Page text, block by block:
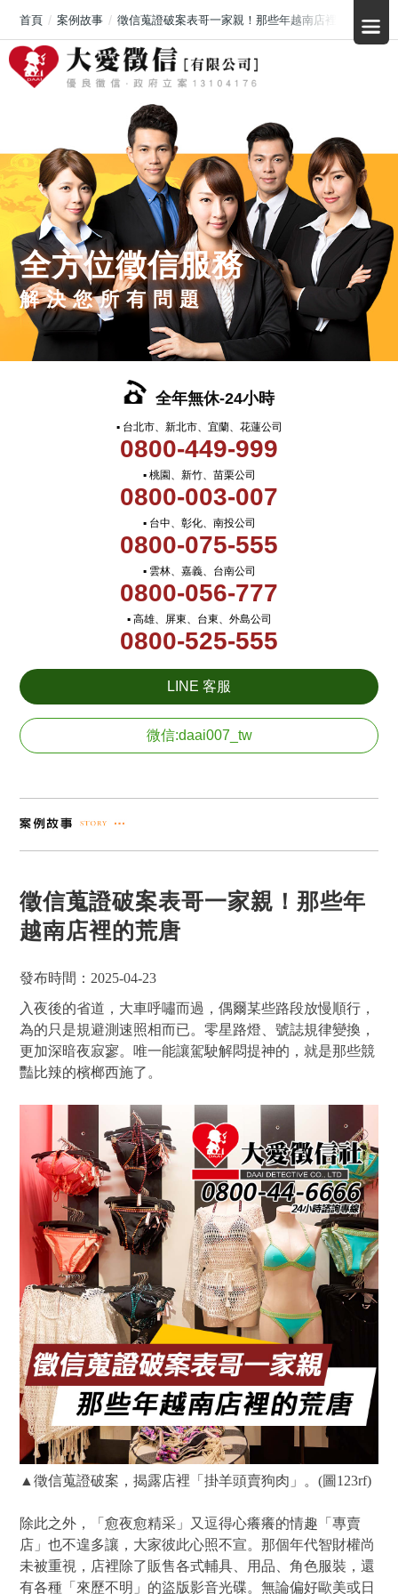
全方位徵信服務
解決您所有問題
全年無休-24小時
▪ 台北市、新北市、宜蘭、花蓮公司
0800-449-999
▪ 桃園、新竹、苗栗公司
0800-003-007
▪ 台中、彰化、南投公司
0800-075-555
▪ 雲林、嘉義、台南公司
0800-056-777
▪ 高雄、屏東、台東、外島公司
0800-525-555
LINE 客服
微信:daai007_tw
首頁 案例故事 徵信蒐證破案表哥一家親！那些年越南店裡的荒唐
徵信蒐證破案表哥一家親！那些年
越南店裡的荒唐
發布時間：2025-04-23
入夜後的省道，大車呼嘯而過，偶爾某些路段放慢順行，
為的只是規避測速照相而已。零星路燈、號誌規律變換，
更加深暗夜寂寥。唯一能讓駕駛解悶提神的，就是那些競
豔比辣的檳榔西施了。
▲徵信蒐證破案，揭露店裡「掛羊頭賣狗肉」。(圖123rf)
除此之外，「愈夜愈精采」又逗得心癢癢的情趣「專賣
店」也不遑多讓，大家彼此心照不宣。那個年代智財權尚
未被重視，店裡除了販售各式輔具、用品、角色服裝，還
有各種「來歷不明」的盜版影音光碟。無論偏好歐美或日